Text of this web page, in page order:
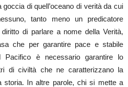
di quell’oceano di verità da cui
tanto meno un predicatore
di parlare a nome della Verità,
che per garantire pace e stabile
Pacifico è necessario garantire lo
di civiltà che ne caratterizzano la
storia. In altre parole, chi si mette a